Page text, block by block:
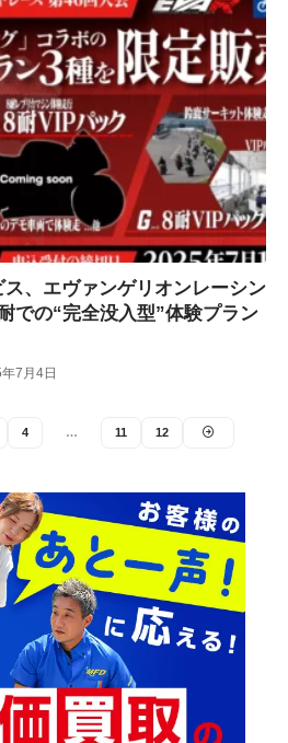
、エヴァンゲリオンレーシン
での“完全没入型”体験プラン
7月4日
4 … 11 12